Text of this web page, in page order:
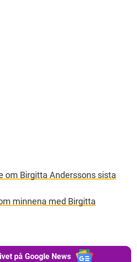
om Birgitta Anderssons sista
minnena med Birgitta
på Google News